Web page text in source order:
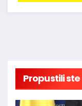
Propustili ste